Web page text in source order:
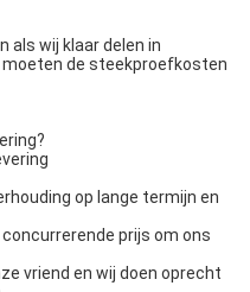
als wij klaar delen in
moeten de steekproefkosten
op lange termijn en
prijs om ons
vriend en wij doen oprecht